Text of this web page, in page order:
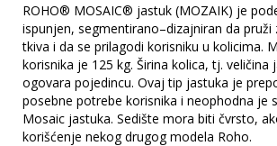
ROHO® MOSAIC® jastuk (MOZAIK) je
ispunjen, segmentirano–dizajniran da pruži
tkiva i da se prilagodi korisniku u kolicima.
korisnika je 125 kg. Širina kolica, tj. veličina
ogovara pojedincu. Ovaj tip jastuka je
posebne potrebe korisnika i neophodna je
Mosaic jastuka. Sedište mora biti čvrsto,
korišćenje nekog drugog modela Roho.